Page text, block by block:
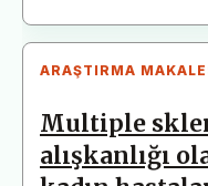
ARAŞTIRMA
Multiple
alışkanlığı